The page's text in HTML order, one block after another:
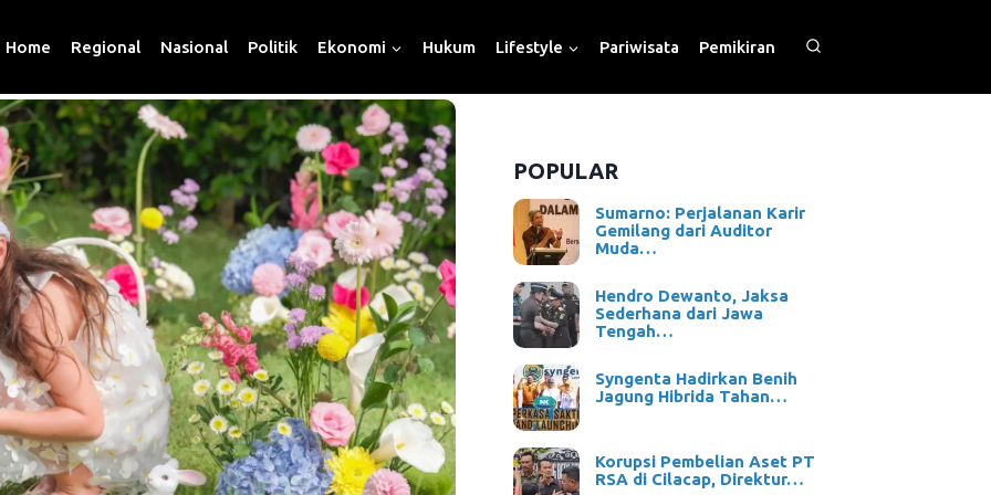
Home Regional Nasional Politik Ekonomi Hukum Lifestyle Pariwisata Pemikiran
POPULAR
Sumarno: Perjalanan Karir
Gemilang dari Auditor
Muda…
Hendro Dewanto, Jaksa
Sederhana dari Jawa
Tengah…
Syngenta Hadirkan Benih
Jagung Hibrida Tahan…
Korupsi Pembelian Aset PT
RSA di Cilacap, Direktur…